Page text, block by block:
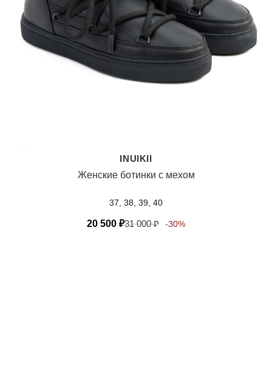
INUIKII
Женские ботинки с мехом
37, 38, 39, 40
20 500 ₽31 000₽ -30%